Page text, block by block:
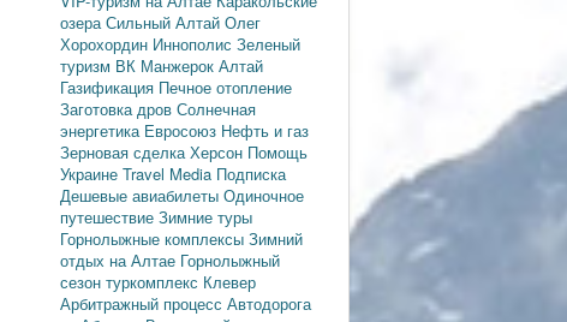
озераСильный Алтай Олег
Хорохордин Иннополис Зеленый
туризм ВК Манжерок Алтай
Газификация Печное отопление
Заготовка дров Солнечная
энергетика Евросоюз Нефть и газ
Зерновая сделкаХерсон Помощь
Украине Travel Media Подписка
Дешевые авиабилеты Одиночное
путешествие Зимние туры
Горнолыжные комплексы Зимний
отдых на Алтае Горнолыжный
сезон туркомплекс Клевер
Арбитражный процесс Автодорога